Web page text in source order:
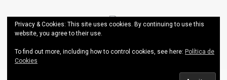
Privacy & Cookies: This site uses cookies. By continuing to use this
website, you agree to their use.
To find out more, including how to control cookies, see here: Política de
Cookies